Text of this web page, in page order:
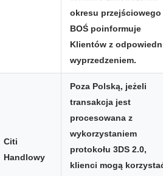
okresu przejściowego
BOŚ poinformuje
Klientów z
wyprzedzeniem.
Citi
Handlowy
Poza Polską, jeżeli
transakcja jest
procesowana z
wykorzystaniem
protokołu 3DS 2.0,
klienci mogą